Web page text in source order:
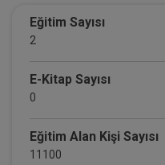
Eğitim Sayısı
2
E-Kitap Sayısı
0
Eğitim Alan Kişi Sayısı
11100